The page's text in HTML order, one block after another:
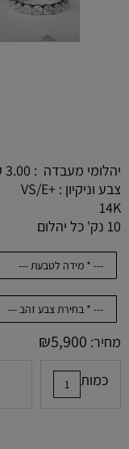
יהלומי מעבדה : 3.00 קראט בערךך (תלוי במידה )
צבע וניקיון : +VS/E
14K
10 נק' כל יהלום
מחיר: ₪5,900
כמות